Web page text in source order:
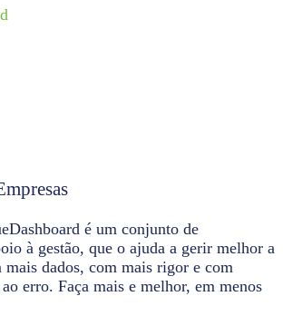
é um conjunto de
à gestão, que o ajuda a gerir melhor a
mais dados, com mais rigor e com
erro. Faça mais e melhor, em menos